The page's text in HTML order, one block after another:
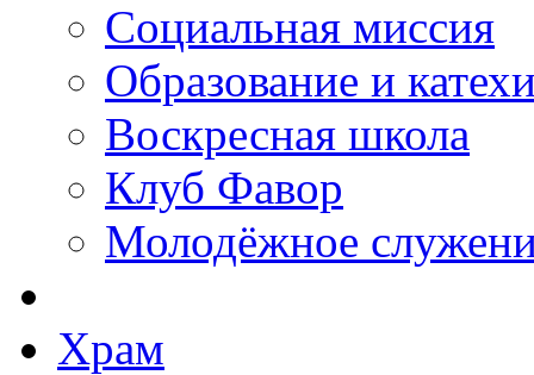
Социальная миссия
Образование и
Воскресная школа
Клуб Фавор
Молодёжное
Храм